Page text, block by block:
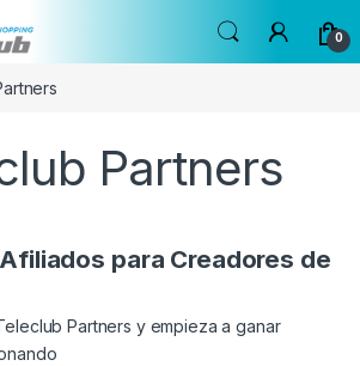
0
Partners
para Creadores de
Partners y empieza a ganar